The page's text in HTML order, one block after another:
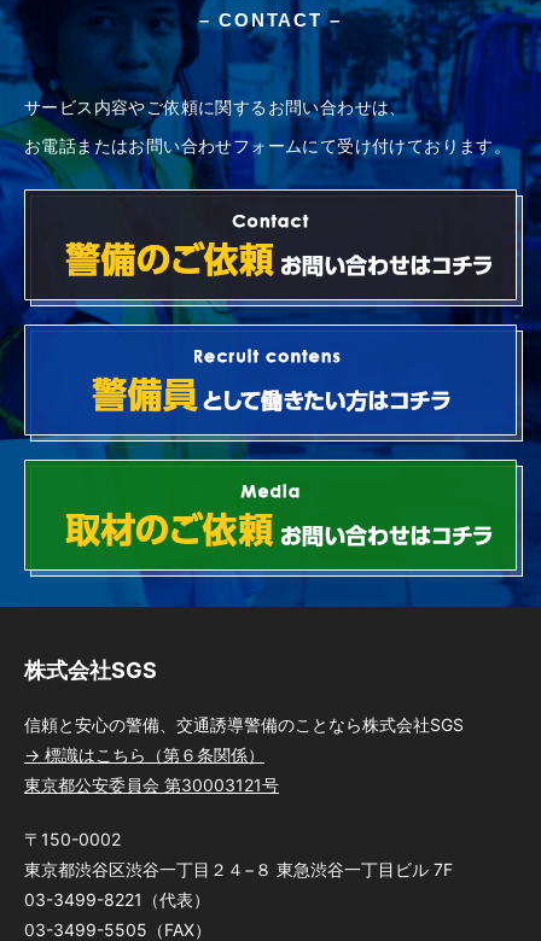
– CONTACT –
サービス内容やご依頼に関するお問い合わせは、
お電話またはお問い合わせフォームにて受け付けております。
株式会社SGS
信頼と安心の警備、交通誘導警備のことなら株式会社SGS
→ 標識はこちら（第６条関係）
東京都公安委員会 第30003121号
〒150-0002
東京都渋谷区渋谷一丁目２４−８ 東急渋谷一丁目ビル 7F
03-3499-8221（代表）
03-3499-5505（FAX）